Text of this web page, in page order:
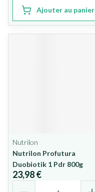
Ajouter au panier
Nutrilon
Nutrilon Profutura
Duobiotik 1 Pdr 800g
23,98 €